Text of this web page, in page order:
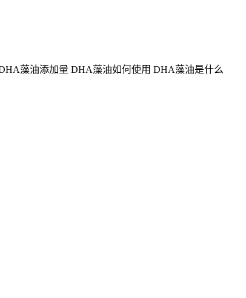
藻油添加量 DHA藻油如何使用 DHA藻油是什么